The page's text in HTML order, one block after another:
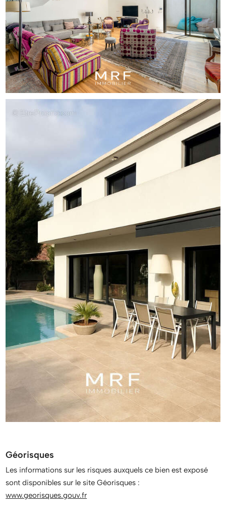
Géorisques
Les informations sur les risques auxquels ce bien est exposé
sont disponibles sur le site Géorisques :
www.georisques.gouv.fr